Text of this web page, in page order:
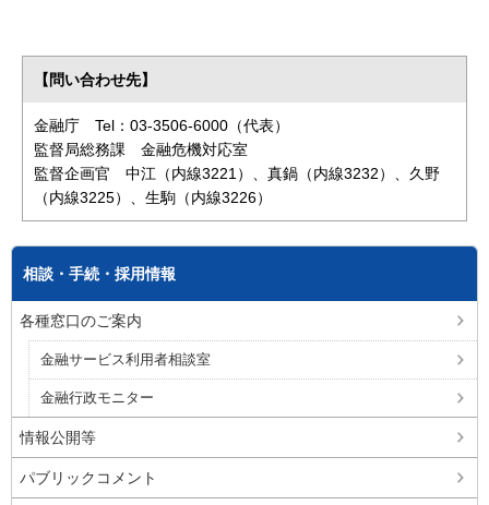
【問い合わせ先】
金融庁 Tel：03-3506-6000（代表）
監督局総務課 金融危機対応室
監督企画官 中江（内線3221）、真鍋（内線3232）、久野
（内線3225）、生駒（内線3226）
相談・手続・採用情報
各種窓口のご案内
金融サービス利用者相談室
金融行政モニター
情報公開等
パブリックコメント